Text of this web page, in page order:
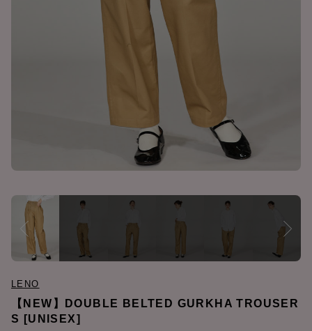
LENO
【NEW】DOUBLE BELTED GURKHA TROUSER
S [UNISEX]